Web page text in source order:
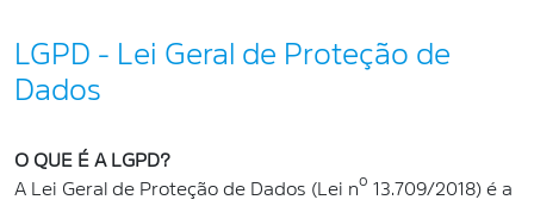
LGPD - Lei Geral de Proteção de
Dados
O QUE É A LGPD?
A Lei Geral de Proteção de Dados (Lei nº 13.709/2018) é a